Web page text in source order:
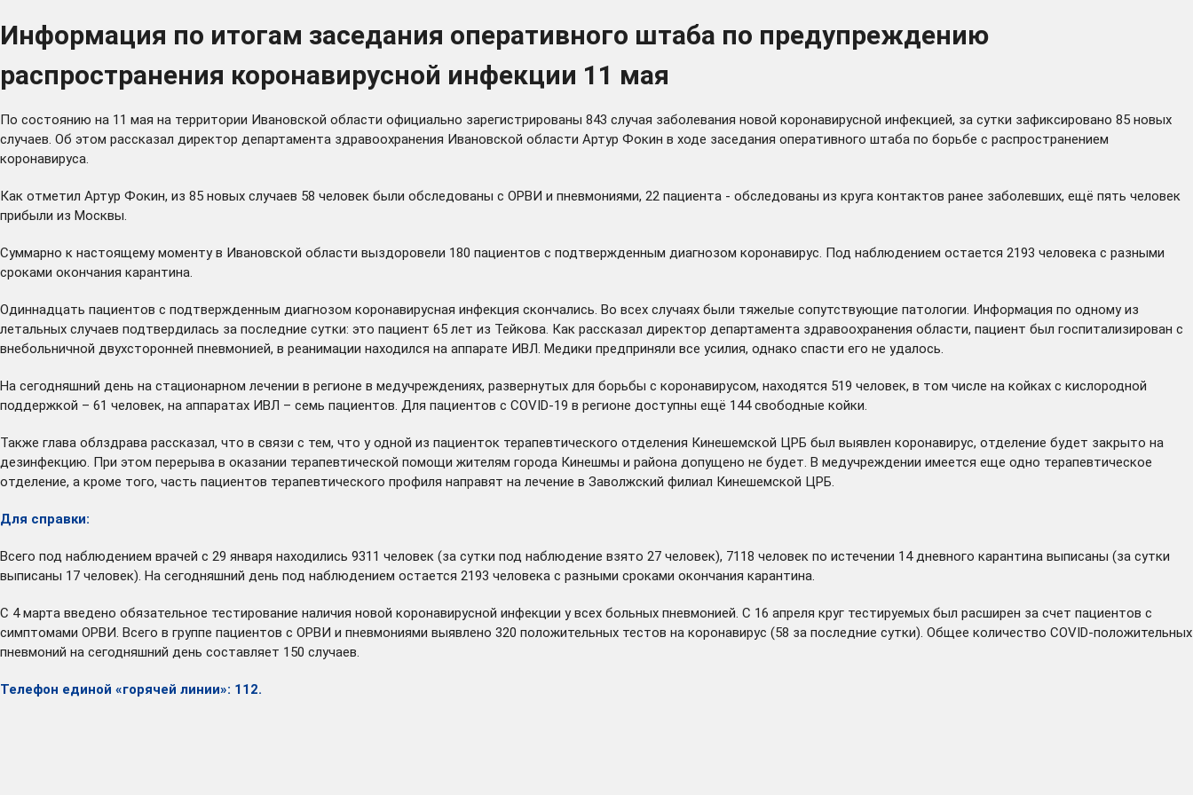
Информация по итогам заседания оперативного штаба по предупреждению
распространения коронавирусной инфекции 11 мая
По состоянию на 11 мая на территории Ивановской области официально зарегистрированы 843 случая заболевания новой коронавирусной инфекцией, за сутки зафиксировано 85 новых
случаев. Об этом рассказал директор департамента здравоохранения Ивановской области Артур Фокин в ходе заседания оперативного штаба по борьбе с распространением
коронавируса.
Как отметил Артур Фокин, из 85 новых случаев 58 человек были обследованы с ОРВИ и пневмониями, 22 пациента - обследованы из круга контактов ранее заболевших, ещё пять человек
прибыли из Москвы.
Суммарно к настоящему моменту в Ивановской области выздоровели 180 пациентов с подтвержденным диагнозом коронавирус. Под наблюдением остается 2193 человека с разными
сроками окончания карантина.
Одиннадцать пациентов с подтвержденным диагнозом коронавирусная инфекция скончались. Во всех случаях были тяжелые сопутствующие патологии. Информация по одному из
летальных случаев подтвердилась за последние сутки: это пациент 65 лет из Тейкова. Как рассказал директор департамента здравоохранения области, пациент был госпитализирован с
внебольничной двухсторонней пневмонией, в реанимации находился на аппарате ИВЛ. Медики предприняли все усилия, однако спасти его не удалось.
На сегодняшний день на стационарном лечении в регионе в медучреждениях, развернутых для борьбы с коронавирусом, находятся 519 человек, в том числе на койках с кислородной
поддержкой – 61 человек, на аппаратах ИВЛ – семь пациентов. Для пациентов с COVID-19 в регионе доступны ещё 144 свободные койки.
Также глава облздрава рассказал, что в связи с тем, что у одной из пациенток терапевтического отделения Кинешемской ЦРБ был выявлен коронавирус, отделение будет закрыто на
дезинфекцию. При этом перерыва в оказании терапевтической помощи жителям города Кинешмы и района допущено не будет. В медучреждении имеется еще одно терапевтическое
отделение, а кроме того, часть пациентов терапевтического профиля направят на лечение в Заволжский филиал Кинешемской ЦРБ.
Для справки:
Всего под наблюдением врачей с 29 января находились 9311 человек (за сутки под наблюдение взято 27 человек), 7118 человек по истечении 14 дневного карантина выписаны (за сутки
выписаны 17 человек). На сегодняшний день под наблюдением остается 2193 человека с разными сроками окончания карантина.
С 4 марта введено обязательное тестирование наличия новой коронавирусной инфекции у всех больных пневмонией. С 16 апреля круг тестируемых был расширен за счет пациентов с
симптомами ОРВИ. Всего в группе пациентов с ОРВИ и пневмониями выявлено 320 положительных тестов на коронавирус (58 за последние сутки). Общее количество COVID-положительных
пневмоний на сегодняшний день составляет 150 случаев.
Телефон единой «горячей линии»: 112.